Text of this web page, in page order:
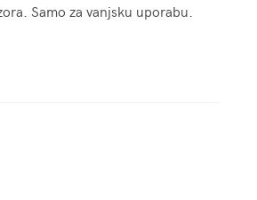
Samo za vanjsku uporabu.